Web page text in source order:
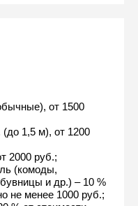
от 1500
(до 1,5 м), от 1200
2000 руб.;
(комоды,
и др.) – 10 %
не менее 1000 руб.;